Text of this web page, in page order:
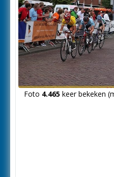
Foto 4.465keer bekeken